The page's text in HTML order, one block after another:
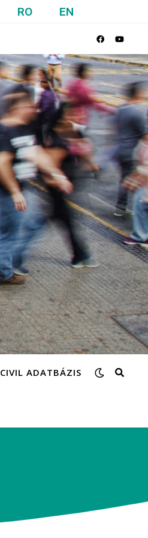
RO EN
CIVIL ADATBÁZIS